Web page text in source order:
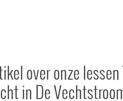
over onze lessen
in De